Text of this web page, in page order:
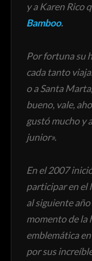
y a Karen Rico
Bamboo.
Por fortuna su
cada tanto
o a Santa
bueno, vale,
gustó mucho y
junior».
En el 2007
participar en el
al siguiente año
momento de la
emblemática
por sus